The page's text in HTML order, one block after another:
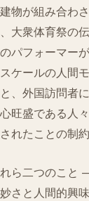
物が組み合わさ
大衆体育祭の
パフォーマー
ケールの人間
、外国訪問者
旺盛である人
れたことの制約
ら二つのこと
さと人間的興